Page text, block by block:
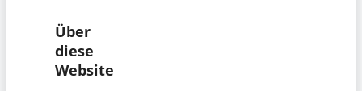
Über
diese
Website